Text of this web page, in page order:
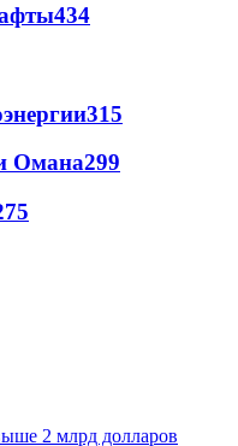
434
315
Омана299